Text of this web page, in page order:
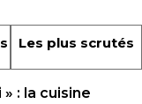
Les plus scrutés
: la cuisine